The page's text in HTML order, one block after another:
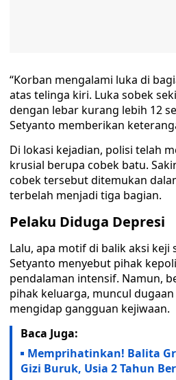
“Korban mengalami luka di
atas telinga kiri. Luka sobek
dengan lebar kurang lebih 12
Setyanto memberikan
Di lokasi kejadian, polisi telah
krusial berupa cobek batu.
cobek tersebut ditemukan
terbelah menjadi tiga bagian.
Pelaku Diduga Depresi
Lalu, apa motif di balik aksi keji
Setyanto menyebut pihak
pendalaman intensif. Namun,
pihak keluarga, muncul
mengidap gangguan kejiwaan.
Baca Juga:
Memprihatinkan! Balita
Gizi Buruk, Usia 2 Tahun